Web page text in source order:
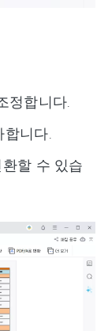
정합니다.
합니다.
환할 수 있습